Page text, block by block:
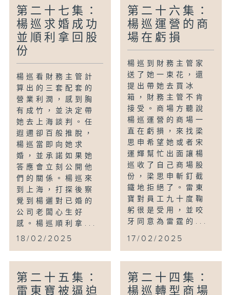
第二十七集：
楊巡求婚成功
並順利拿回股
份
楊巡看財務主管計
算出的三套配套的
營業利潤，感到胸
有成竹，並決定帶
她去上海談判。任
遐邇卻百般推脫，
楊巡當即向她求
婚，並承諾如果她
答應會立刻公開他
們的關係。楊巡來
到上海，打探後察
覺到楊邐對已婚的
公司老闆心生好
感。楊巡順利拿...
18/02/2025
第二十六集：
楊巡運營的商
場在虧損
楊巡到財務主管家
送了她一束花，還
提出帶她去買冰
箱，財務主管不肯
接受。商場方聽說
楊巡運營的商場一
直在虧損，來找梁
思申希望她或者宋
運輝幫忙出面讓楊
巡收了自己商場股
份，梁思申斬釘截
鐵地拒絕了。雷東
寶對員工九十度鞠
躬很是受用，並咬
牙同意為雷霆的...
17/02/2025
第二十五集：
雷東寶被逼迫
第二十四集：
楊巡轉型商場